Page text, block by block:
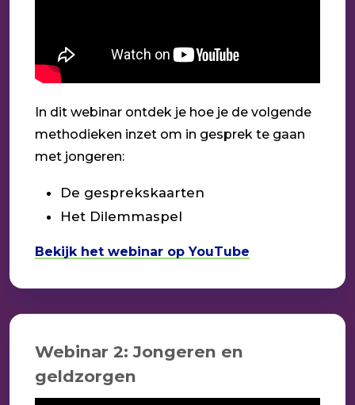
In dit webinar ontdek je hoe je de volgende
methodieken inzet om in gesprek te gaan
met jongeren:
De gesprekskaarten
Het Dilemmaspel
Bekijk het webinar op YouTube
Webinar 2: Jongeren en
geldzorgen